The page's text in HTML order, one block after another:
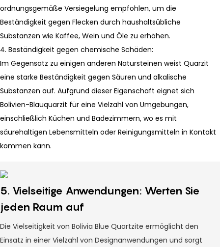
ordnungsgemäße Versiegelung empfohlen, um die
Beständigkeit gegen Flecken durch haushaltsübliche
Substanzen wie Kaffee, Wein und Öle zu erhöhen.
4. Beständigkeit gegen chemische Schäden:
Im Gegensatz zu einigen anderen Natursteinen weist Quarzit
eine starke Beständigkeit gegen Säuren und alkalische
Substanzen auf. Aufgrund dieser Eigenschaft eignet sich
Bolivien-Blauquarzit für eine Vielzahl von Umgebungen,
einschließlich Küchen und Badezimmern, wo es mit
säurehaltigen Lebensmitteln oder Reinigungsmitteln in Kontakt
kommen kann.
5. Vielseitige Anwendungen: Werten Sie
jeden Raum auf
Die Vielseitigkeit von Bolivia Blue Quartzite ermöglicht den
Einsatz in einer Vielzahl von Designanwendungen und sorgt